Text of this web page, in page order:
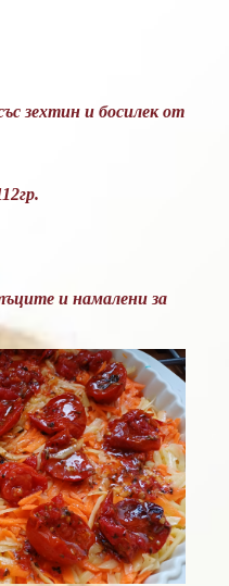
зехтин и босилек от
и намалени за